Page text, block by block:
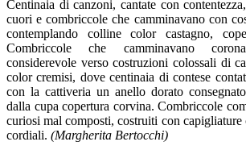
Centinaia di canzoni, cantate con
cuori e combriccole che camminavano con
contemplando colline color castagno,
Combriccole che camminavano
considerevole verso costruzioni colossali di
color cremisi, dove centinaia di contese
con la cattiveria un anello dorato
dalla cupa copertura corvina. Combriccole
curiosi mal composti, costruiti con capigliature
cordiali. (Margherita Bertocchi)